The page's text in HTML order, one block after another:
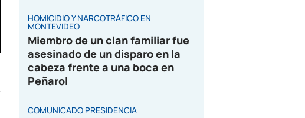
HOMICIDIO Y NARCOTRÁFICO EN
MONTEVIDEO
Miembro de un clan familiar fue
asesinado de un disparo en la
cabeza frente a una boca en
Peñarol
COMUNICADO PRESIDENCIA